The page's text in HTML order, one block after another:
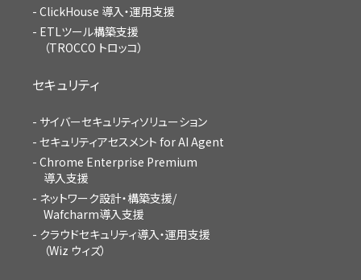
ClickHouse 導入・運用支援
ETLツール構築支援
（TROCCO トロッコ）
セキュリティ
サイバーセキュリティソリューション
セキュリティアセスメント for AI Agent
Chrome Enterprise Premium
導入支援
ネットワーク設計・構築支援/
Wafcharm導入支援
クラウドセキュリティ導入・運用支援
（Wiz ウィズ）